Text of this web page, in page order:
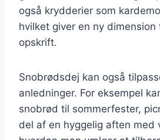
også krydderier som
hvilket giver en ny dimension
opskrift.
Snobrødsdej kan også
anledninger. For eksempel
snobrød til sommerfester,
del af en hyggelig aften med